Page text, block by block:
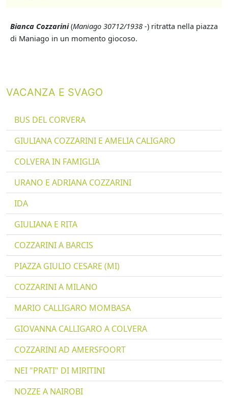
Bianca Cozzarini(Maniago 30712/1938 -) ritratta nella piazza
di Maniago in un momento giocoso.
VACANZA E SVAGO
BUS DEL CORVERA
GIULIANA COZZARINI E AMELIA CALIGARO
COLVERA IN FAMIGLIA
URANO E ADRIANA COZZARINI
IDA
GIULIANA E RITA
COZZARINI A BARCIS
PIAZZA GIULIO CESARE (MI)
COZZARINI A MILANO
MARIO CALLIGARO MOMBASA
GIOVANNA CALLIGARO A COLVERA
COZZARINI AD AMERSFOORT
NEI "PRATI" DI MIRITINI
NOZZE A NAIROBI